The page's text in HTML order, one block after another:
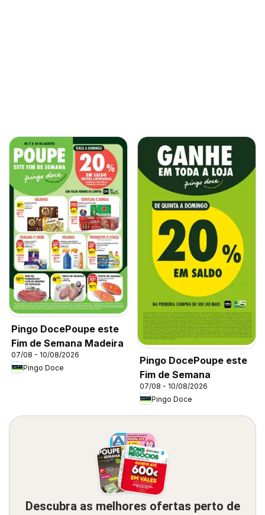
Pingo DocePoupe este
Fim de Semana Madeira
07/08 - 10/08/2026
Pingo Doce
Pingo DocePoupe este
Fim de Semana
07/08 - 10/08/2026
Pingo Doce
Descubra as melhores ofertas perto de